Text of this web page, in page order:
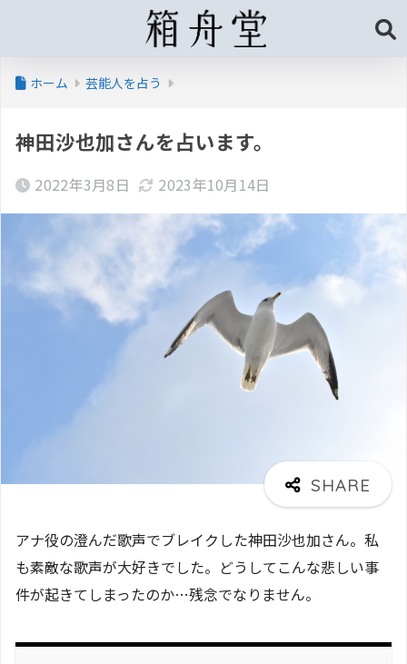
ホーム 芸能人を占う
神田沙也加さんを占います。
2022年3月8日 2023年10月14日
アナ役の澄んだ歌声でブレイクした神田沙也加さん。私
も素敵な歌声が大好きでした。どうしてこんな悲しい事
件が起きてしまったのか…残念でなりません。